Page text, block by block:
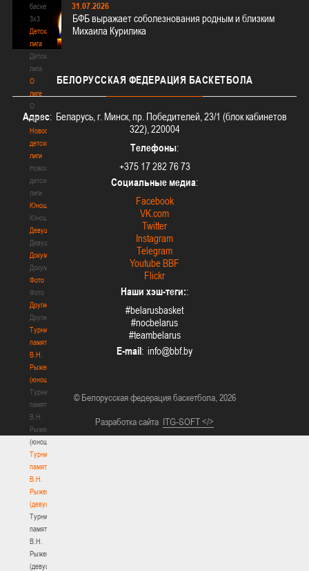
баскетбола
3х3
Детская
лига
Детская
лига
О
лиге
О
лиге
Новости
детской
лиги
Новости
детской
лиги
Юноши
Юноши
Девушки
Девушки
Документы
Документы
Фото
Фото
Другие
Другие
Турнир
памяти
В.Н.
Рыженкова
(юноши)
Турнир
памяти
В.Н.
Рыженкова
(юноши)
Турнир
памяти
В.Н.
Рыженкова
(девушки)
Турнир
памяти
В.Н.
Рыженкова
(девушки)
31.07.2026
БФБ выражает соболезнования родным и близким
Михаила Курилика
БЕЛОРУССКАЯ ФЕДЕРАЦИЯ БАСКЕТБОЛА
Адрес: Беларусь, г. Минск, пр. Победителей, 23/1 (блок кабинетов
322), 220004
Телефоны:
+375 17 282 76 73
Социальные медиа:
Facebook
VK.com
Twitter
Instagram
Telegram
Youtube BBF
Flickr
Наши хэш-теги::
#belarusbasket
#nocbelarus
#teambelarus
E-mail:
© Белорусская федерация баскетбола, 2026
Разработка сайта ITG-SOFT </>